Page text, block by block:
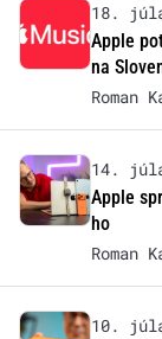
18.
Apple
na
Roman
14.
Apple
ho
Roman
10.